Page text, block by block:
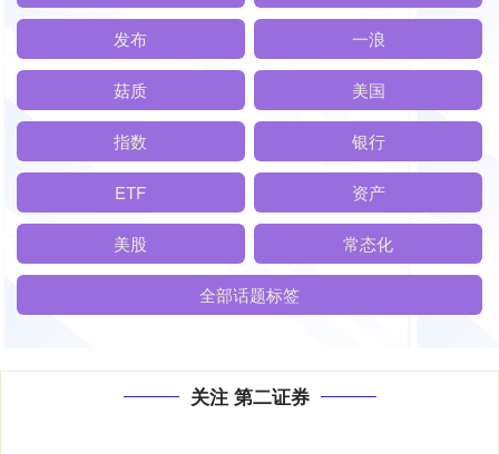
发布 一浪
菇质 美国
指数 银行
ETF 资产
美股 常态化
全部话题标签
关注 第二证券